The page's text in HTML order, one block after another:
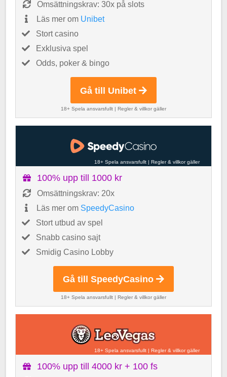
Omsättningskrav: 30x på slots
Läs mer om Unibet
Stort casino
Exklusiva spel
Odds, poker & bingo
Gå till Unibet
18+ Spela ansvarsfullt | Regler & villkor gäller
18+ Spela ansvarsfullt |Regler & villkor gäller
100% upp till 1000 kr
Omsättningskrav: 20x
Läs mer om SpeedyCasino
Stort utbud av spel
Snabb casino sajt
Smidig Casino Lobby
Gå till SpeedyCasino
18+ Spela ansvarsfullt Regler & villkor gäller
18+ Spela ansvarsfullt Regler & villkor gäller
100% upp till 4000 kr + 100 fs